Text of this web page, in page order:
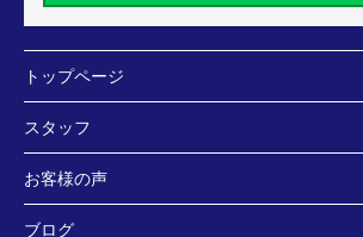
トップページ
スタッフ
お客様の声
ブログ